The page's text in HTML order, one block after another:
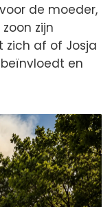
de moeder,
zijn
zich af of Josja
en